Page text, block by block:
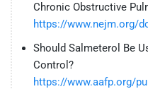
Chronic Obstructive
https://www.nejm.org/
Should Salmeterol Be
Control?
https://www.aafp.org/